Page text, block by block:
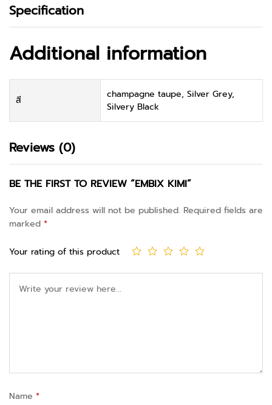
Specification
Additional information
สี
champagne taupe, Silver Grey,
Silvery Black
Reviews (0)
BE THE FIRST TO REVIEW “EMBIX KIMI”
Your email address will not be published. Required fields are
marked *
Your rating of this product
Name *